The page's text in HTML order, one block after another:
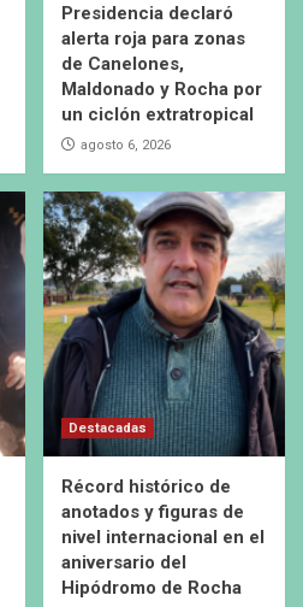
Presidencia declaró
alerta roja para zonas
de Canelones,
Maldonado y Rocha por
un ciclón extratropical
agosto 6, 2026
Destacadas
Récord histórico de
anotados y figuras de
nivel internacional en el
aniversario del
Hipódromo de Rocha